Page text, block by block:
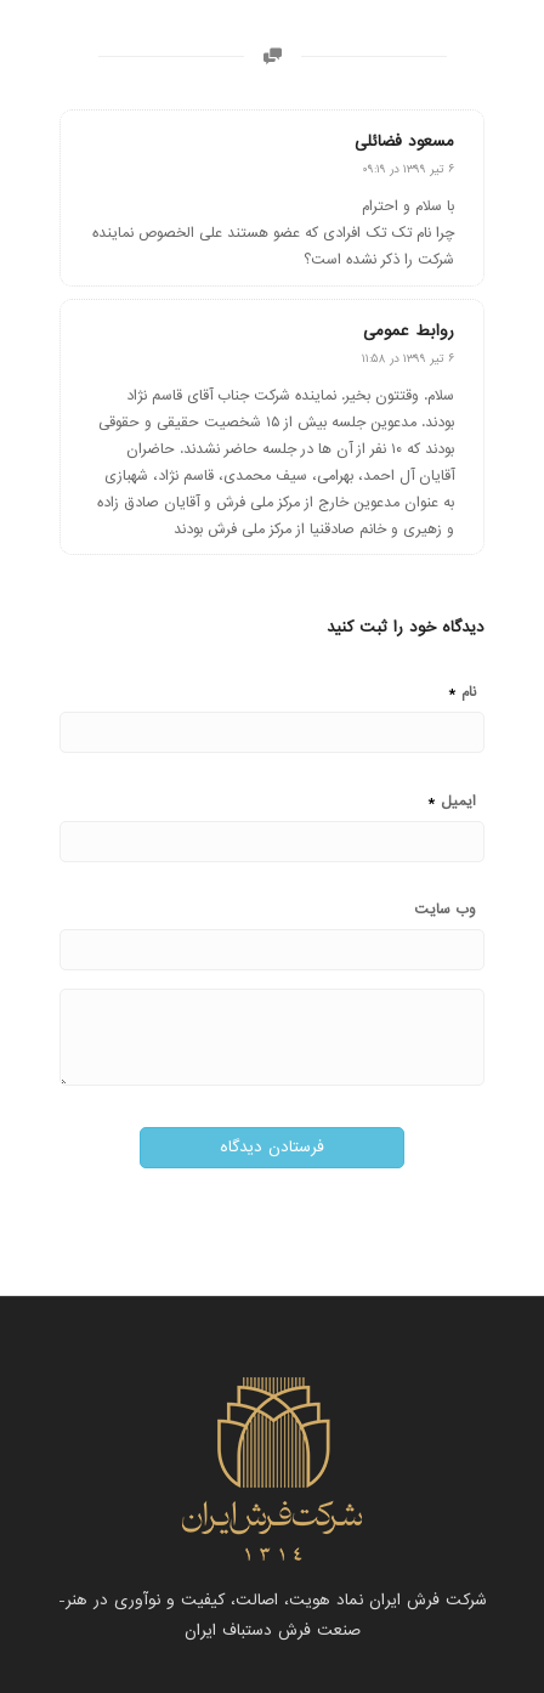
مسعود فضائلی
گفته:
۶ تیر ۱۳۹۹ در ۰۹:۱۹
با سلام و احترام
چرا نام تک تک افرادی که عضو هستند علی الخصوص نماینده
شرکت را ذکر نشده است؟
روابط عمومی
گفته:
۶ تیر ۱۳۹۹ در ۱۱:۵۸
سلام. وقتتون بخیر. نماینده شرکت جناب آقای قاسم نژاد
بودند. مدعوین جلسه بیش از ۱۵ شخصیت حقیقی و حقوقی
بودند که ۱۰ نفر از آن ها در جلسه حاضر نشدند. حاضران
آقایان آل احمد، بهرامی، سیف محمدی، قاسم نژاد، شهبازی
به عنوان مدعوین خارج از مرکز ملی فرش و آقایان صادق زاده
و زهیری و خانم صادقنیا از مرکز ملی فرش بودند
دیدگاه خود را ثبت کنید
نام *
ایمیل *
وب‌ سایت
شرکت فرش ایران نماد هویت، اصالت، کیفیت و نوآوری در هنر-
صنعت فرش دستباف ایران